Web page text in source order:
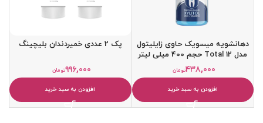
دهانشویه میسویک حاوی زایلیتول
مدل Total 12 حجم 400 میلی لیتر
تومان۴۳۸,۰۰۰
افزودن به سبد خرید
پک 2 عددی خمیردندان بلیچینگ
تومان۹۹۶,۰۰۰
افزودن به سبد خرید